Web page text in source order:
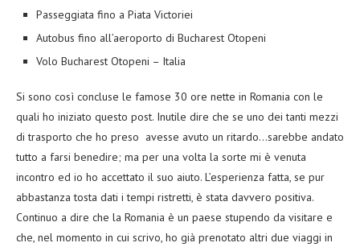
Passeggiata fino a Piata Victoriei
Autobus fino all’aeroporto di Bucharest Otopeni
Volo Bucharest Otopeni – Italia
Si sono così concluse le famose 30 ore nette in Romania con le
quali ho iniziato questo post. Inutile dire che se uno dei tanti mezzi
di trasporto che ho preso avesse avuto un ritardo…sarebbe andato
tutto a farsi benedire; ma per una volta la sorte mi è venuta
incontro ed io ho accettato il suo aiuto. L’esperienza fatta, se pur
abbastanza tosta dati i tempi ristretti, è stata davvero positiva.
Continuo a dire che la Romania è un paese stupendo da visitare e
che, nel momento in cui scrivo, ho già prenotato altri due viaggi in